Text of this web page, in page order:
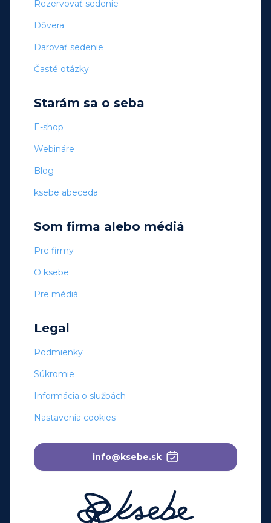
Rezervovať sedenie
Dôvera
Darovať sedenie
Časté otázky
Starám sa o seba
E-shop
Webináre
Blog
ksebe abeceda
Som firma alebo médiá
Pre firmy
O ksebe
Pre médiá
Legal
Podmienky
Súkromie
Informácia o službách
Nastavenia cookies
info@ksebe.sk